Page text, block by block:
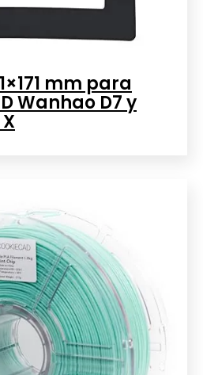
mm para
Wanhao D7 y